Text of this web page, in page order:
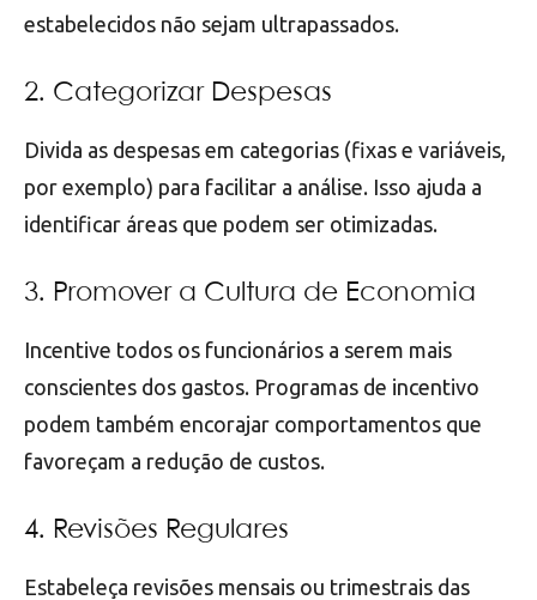
estabelecidos não sejam ultrapassados.
2. Categorizar Despesas
Divida as despesas em categorias (fixas e variáveis,
por exemplo) para facilitar a análise. Isso ajuda a
identificar áreas que podem ser otimizadas.
3. Promover a Cultura de Economia
Incentive todos os funcionários a serem mais
conscientes dos gastos. Programas de incentivo
podem também encorajar comportamentos que
favoreçam a redução de custos.
4. Revisões Regulares
Estabeleça revisões mensais ou trimestrais das